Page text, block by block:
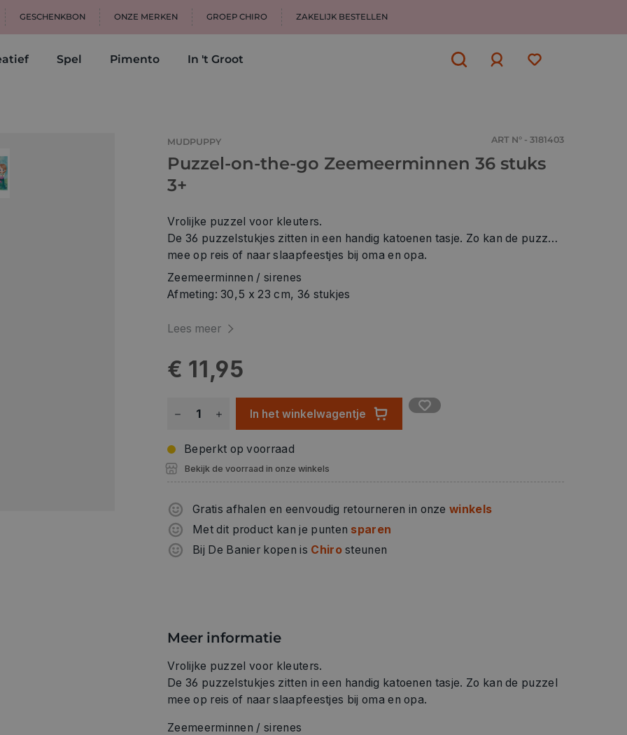
GESCHENKBON ONZE MERKEN GROEP CHIRO ZAKELIJK BESTELLEN
Spel Pimento In 't Groot
MUDPUPPY ART N° - 3181403
Puzzel-on-the-go Zeemeerminnen 36 stuks
3+
Vrolijke puzzel voor kleuters.
De 36 puzzelstukjes zitten in een handig katoenen tasje. Zo kan de puzzel
mee op reis of naar slaapfeestjes bij oma en opa.
Zeemeerminnen / sirenes
Afmeting: 30,5 x 23 cm, 36 stukjes
Lees meer
€ 11,95
In het winkelwagentje
Beperkt op voorraad
Bekijk de voorraad in onze winkels
Gratis afhalen en eenvoudig retourneren in onzewinkels
Met dit product kan je punten sparen
Bij De Banier kopen is Chirosteunen
Meer informatie
Vrolijke puzzel voor kleuters.
De 36 puzzelstukjes zitten in een handig katoenen tasje. Zo kan de puzzel
mee op reis of naar slaapfeestjes bij oma en opa.
Zeemeerminnen / sirenes